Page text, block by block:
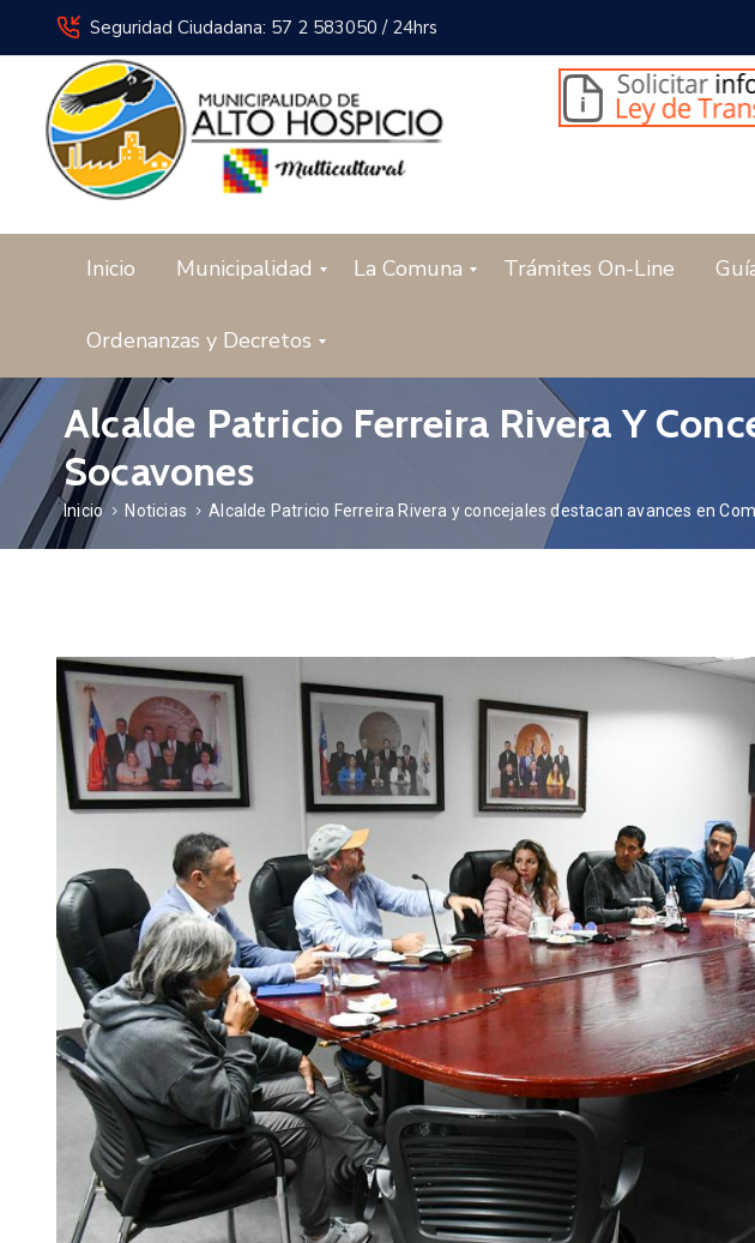
Seguridad Ciudadana: 57 2 583050 / 24hrs
Inicio Municipalidad La Comuna Trámites On-Line
Ordenanzas y Decretos
Alcalde Patricio Ferreira Rivera Y
Socavones
Inicio Noticias Alcalde Patricio Ferreira Rivera y concejales destacan avances en